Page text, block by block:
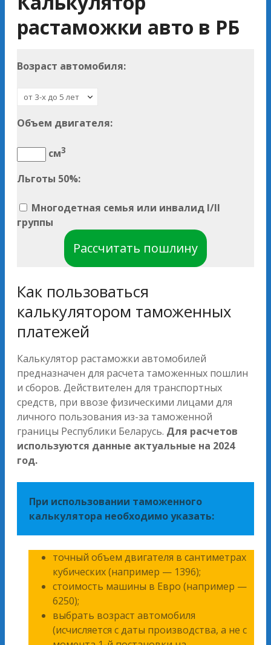
растаможки авто в РБ
Объем двигателя:
см3
Льготы 50%:
Многодетная семья или инвалид I/II
группы
Возраст автомобиля:
Как пользоваться
калькулятором таможенных
платежей
Калькулятор растаможки автомобилей
предназначен для расчета таможенных пошлин
и сборов. Действителен для транспортных
средств, при ввозе физическими лицами для
личного пользования из-за таможенной
границы Республики Беларусь. Для расчетов
используются данные актуальные на 2024
год.
При использовании таможенного
калькулятора необходимо указать:
точный объем двигателя в сантиметрах
кубических (например — 1396);
стоимость машины в Евро (например —
6250);
выбрать возраст автомобиля
(исчисляется с даты производства, а не с